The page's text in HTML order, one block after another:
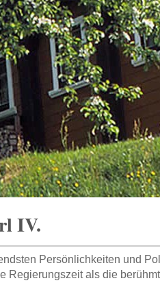
IV.
Persönlichkeiten und
Regierungszeit als die